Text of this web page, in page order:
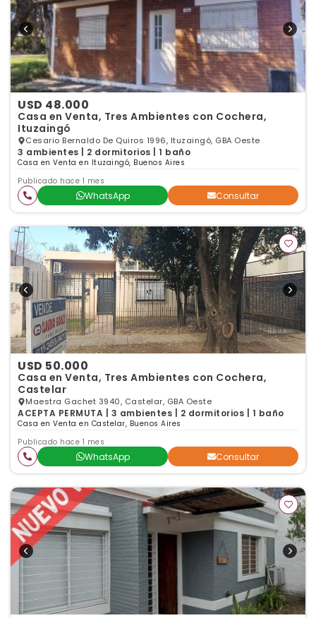
USD 48.000
Casa en Venta, Tres Ambientes con Cochera,
Ituzaingó
Cesario Bernaldo De Quiros 1996, Ituzaingó, GBA Oeste
3 ambientes | 2 dormitorios | 1 baño
Casa en Venta en Ituzaingó, Buenos Aires
Publicado hace 1 mes
WhatsApp Consultar
USD 50.000
Casa en Venta, Tres Ambientes con Cochera,
Castelar
Maestra Gachet 3940, Castelar, GBA Oeste
ACEPTA PERMUTA | 3 ambientes | 2 dormitorios | 1 baño
Casa en Venta en Castelar, Buenos Aires
Publicado hace 1 mes
WhatsApp Consultar